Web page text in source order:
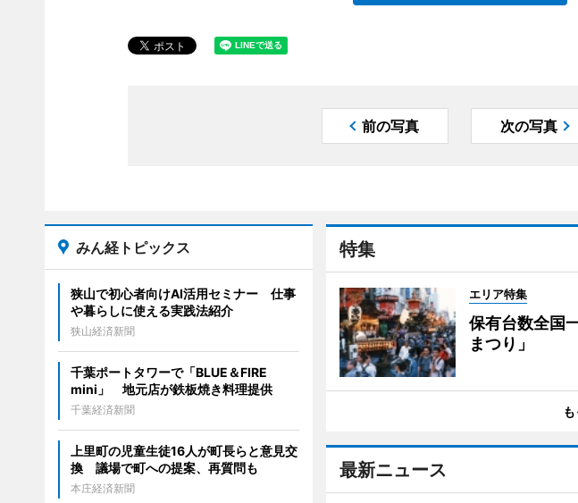
前の写真 次の写真
特集
エリア特集
保有台数全国
まつり」
最新ニュース
みん経トピックス
狭山で初心者向けAI活用セミナー 仕事
や暮らしに使える実践法紹介
狭山経済新聞
千葉ポートタワーで「BLUE＆FIRE
mini」 地元店が鉄板焼き料理提供
千葉経済新聞
上里町の児童生徒16人が町長らと意見交
換 議場で町への提案、再質問も
本庄経済新聞